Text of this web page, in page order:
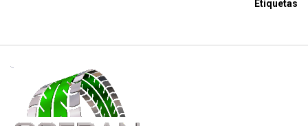
Etiquetas